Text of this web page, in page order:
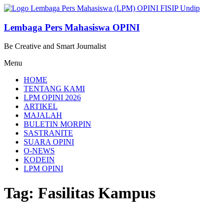
Lompat
konten
Lembaga Pers Mahasiswa OPINI
Be Creative and Smart Journalist
Menu
HOME
TENTANG KAMI
LPM OPINI 2026
ARTIKEL
MAJALAH
BULETIN MORPIN
SASTRANITE
SUARA OPINI
O-NEWS
KODEIN
LPM OPINI
Tag: Fasilitas Kampus